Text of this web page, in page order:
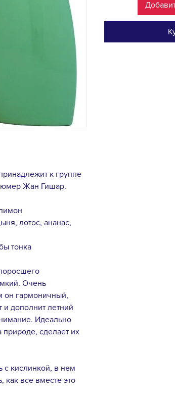
к группе
Жан Гишар.
лотос, ананас,
тонка
Очень
он гармоничный,
дополнит летний
Идеально
сделает их
с кислинкой, в нем
как все вместе это